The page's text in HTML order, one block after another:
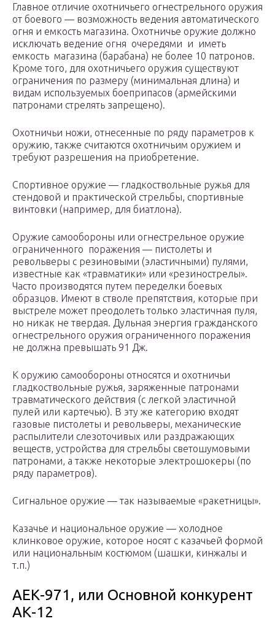
Главное отличие охотничьего огнестрельного оружия
от боевого — возможность ведения автоматического
огня и емкость магазина. Охотничье оружие должно
исключать ведение огня очередями и иметь
емкость магазина (барабана) не более 10 патронов.
Кроме того, для охотничьего оружия существуют
ограничения по размеру (минимальная длина) и
видам используемых боеприпасов (армейскими
патронами стрелять запрещено).
Охотничьи ножи, отнесенные по ряду параметров к
оружию, также считаются охотничьим оружием и
требуют разрешения на приобретение.
Спортивное оружие — гладкоствольные ружья для
стендовой и практической стрельбы, спортивные
винтовки (например, для биатлона).
Оружие самообороны или огнестрельное оружие
ограниченного поражения — пистолеты и
револьверы с резиновыми (эластичными) пулями,
известные как «травматики» или «резинострелы».
Часто производятся путем переделки боевых
образцов. Имеют в стволе препятствия, которые при
выстреле может преодолеть только эластичная пуля,
но никак не твердая. Дульная энергия гражданского
огнестрельного оружия ограниченного поражения
не должна превышать 91 Дж.
К оружию самообороны относятся и охотничьи
гладкоствольные ружья, заряженные патронами
травматического действия (с легкой эластичной
пулей или картечью). В эту же категорию входят
газовые пистолеты и револьверы, механические
распылители слезоточивых или раздражающих
веществ, устройства для стрельбы светошумовыми
патронами, а также некоторые электрошокеры (по
ряду параметров).
Сигнальное оружие — так называемые «ракетницы».
Казачье и национальное оружие — холодное
клинковое оружие, которое носят с казачьей формой
или национальным костюмом (шашки, кинжалы и
т.п.)
АЕК-971, или Основной конкурент
АК-12